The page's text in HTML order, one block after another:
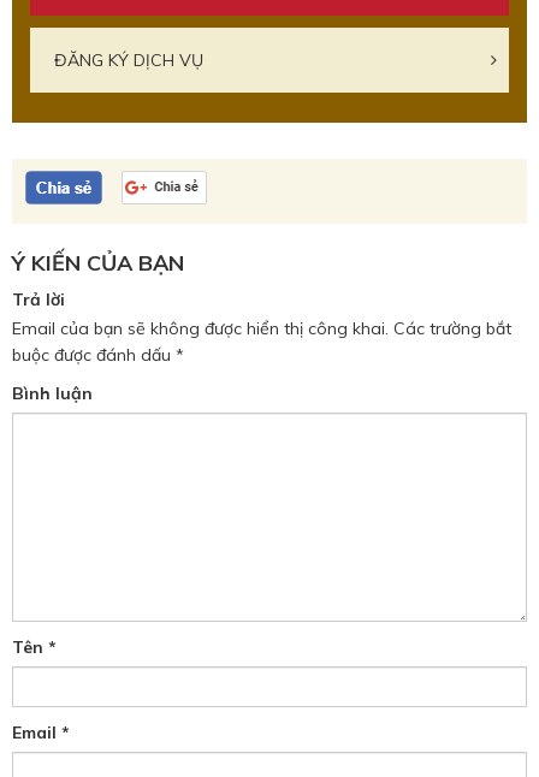
ĐĂNG KÝ DỊCH VỤ
Ý KIẾN CỦA BẠN
Trả lời
Email của bạn sẽ không được hiển thị công khai. Các trường bắt
buộc được đánh dấu *
Bình luận
Tên *
Email *